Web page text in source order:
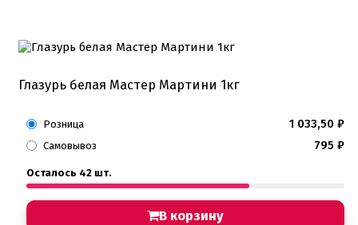
Глазурь белая Мастер Мартини 1кг
Розница 1 033,50 ₽
Самовывоз 795 ₽
Осталось 42 шт.
В корзину